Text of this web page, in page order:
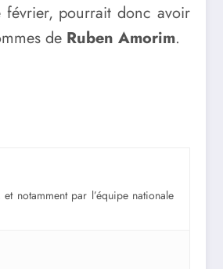
février, pourrait donc avoir
de Ruben Amorim.
notamment par l’équipe nationale